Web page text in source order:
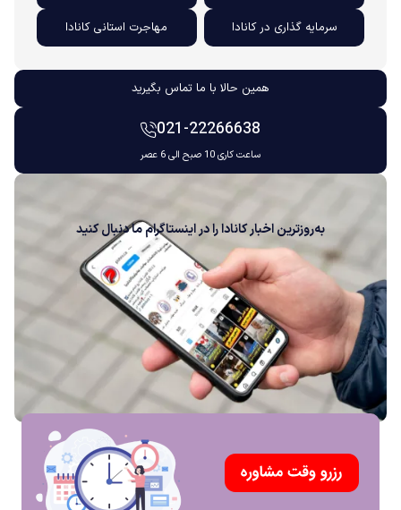
سرمایه گذاری در کانادا مهاجرت استانی کانادا
همین حالا با ما تماس بگیرید
021-22266638
ساعت کاری 10 صبح الی 6 عصر
به‌روزترین اخبار کانادا را در اینستاگرام ما دنبال کنید